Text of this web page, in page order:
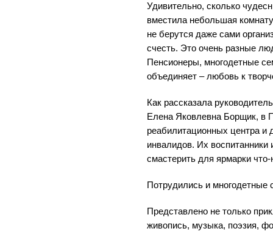
Удивительно, сколько
вместила небольшая
не берутся даже сами
счесть. Это очень разные
Пенсионеры, многодетные
объединяет – любовь к
Как рассказала
Елена Яковлевна Борщик, в
реабилитационных центра и
инвалидов. Их воспитанники
смастерить для ярмарки
Потрудились и многодетные
Представлено не только
живопись, музыка, поэзия,